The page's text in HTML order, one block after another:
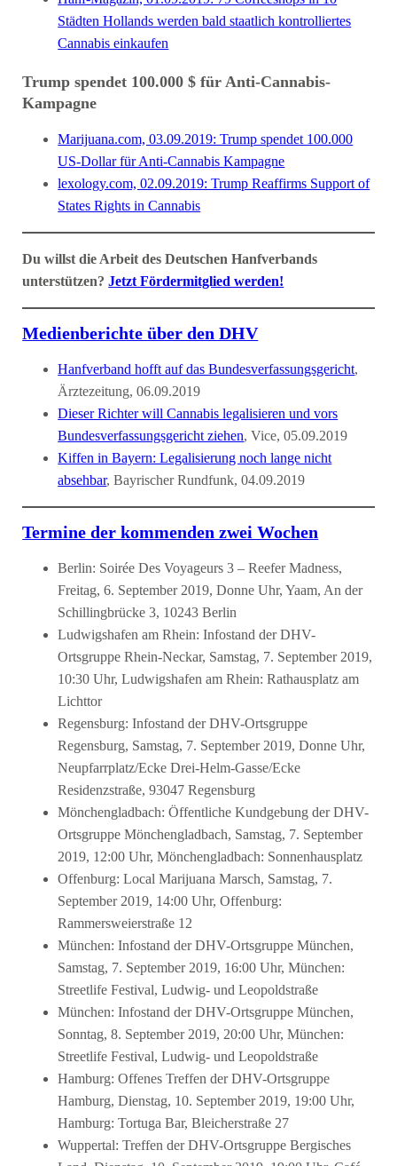
Städten Hollands werden bald staatlich kontrolliertes
Cannabis einkaufen
Trump spendet 100.000 $ für Anti-Cannabis-
Kampagne
Marijuana.com, 03.09.2019: Trump spendet 100.000
US-Dollar für Anti-Cannabis Kampagne
lexology.com, 02.09.2019: Trump Reaffirms Support of
States Rights in Cannabis
Du willst die Arbeit des Deutschen Hanfverbands
unterstützen?Jetzt Fördermitglied werden!
Medienberichte über den DHV
Hanfverband hofft auf das Bundesverfassungsgericht,
Ärztezeitung, 06.09.2019
Dieser Richter will Cannabis legalisieren und vors
Bundesverfassungsgericht ziehen, Vice, 05.09.2019
Kiffen in Bayern: Legalisierung noch lange nicht
absehbar, Bayrischer Rundfunk, 04.09.2019
Termine der kommenden zwei Wochen
Berlin: Soirée Des Voyageurs 3 – Reefer Madness,
Freitag, 6. September 2019, Donne Uhr, Yaam, An der
Schillingbrücke 3, 10243 Berlin
Ludwigshafen am Rhein: Infostand der DHV-
Ortsgruppe Rhein-Neckar, Samstag, 7. September 2019,
10:30 Uhr, Ludwigshafen am Rhein: Rathausplatz am
Lichttor
Regensburg: Infostand der DHV-Ortsgruppe
Regensburg, Samstag, 7. September 2019, Donne Uhr,
Neupfarrplatz/Ecke Drei-Helm-Gasse/Ecke
Residenzstraße, 93047 Regensburg
Mönchengladbach: Öffentliche Kundgebung der DHV-
Ortsgruppe Mönchengladbach, Samstag, 7. September
2019, 12:00 Uhr, Mönchengladbach: Sonnenhausplatz
Offenburg: Local Marijuana Marsch, Samstag, 7.
September 2019, 14:00 Uhr, Offenburg:
Rammersweierstraße 12
München: Infostand der DHV-Ortsgruppe München,
Samstag, 7. September 2019, 16:00 Uhr, München:
Streetlife Festival, Ludwig- und Leopoldstraße
München: Infostand der DHV-Ortsgruppe München,
Sonntag, 8. September 2019, 20:00 Uhr, München:
Streetlife Festival, Ludwig- und Leopoldstraße
Hamburg: Offenes Treffen der DHV-Ortsgruppe
Hamburg, Dienstag, 10. September 2019, 19:00 Uhr,
Hamburg: Tortuga Bar, Bleicherstraße 27
Wuppertal: Treffen der DHV-Ortsgruppe Bergisches